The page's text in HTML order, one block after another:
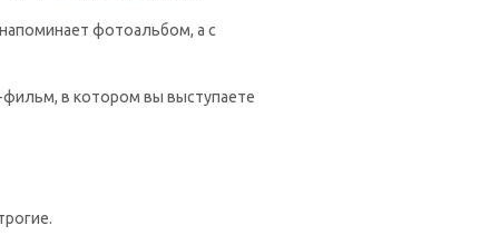
фотоальбом, а с
в котором вы выступаете